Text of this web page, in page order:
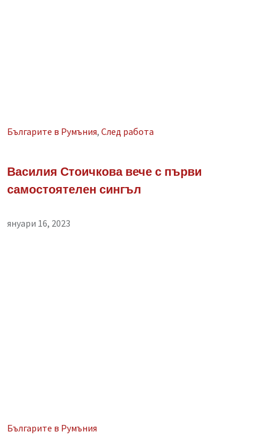
Българите в Румъния, След работа
Василия Стоичкова вече с първи
самостоятелен сингъл
януари 16, 2023
Българите в Румъния